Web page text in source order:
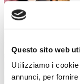
Questo sito web
Utilizziamo i
annunci, per